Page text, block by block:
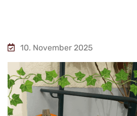
10. November 2025